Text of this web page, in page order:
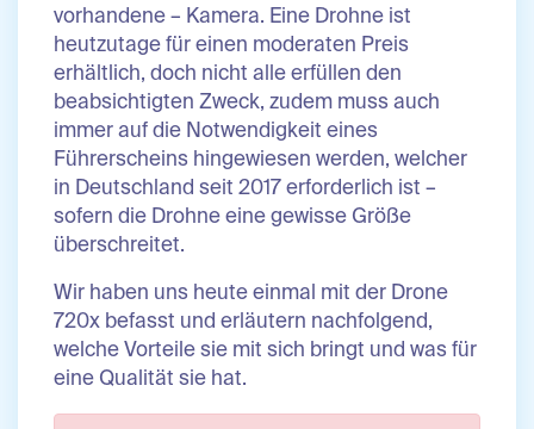
vorhandene – Kamera. Eine Drohne ist
heutzutage für einen moderaten Preis
erhältlich, doch nicht alle erfüllen den
beabsichtigten Zweck, zudem muss auch
immer auf die Notwendigkeit eines
Führerscheins hingewiesen werden, welcher
in Deutschland seit 2017 erforderlich ist –
sofern die Drohne eine gewisse Größe
überschreitet.
Wir haben uns heute einmal mit der Drone
720x befasst und erläutern nachfolgend,
welche Vorteile sie mit sich bringt und was für
eine Qualität sie hat.